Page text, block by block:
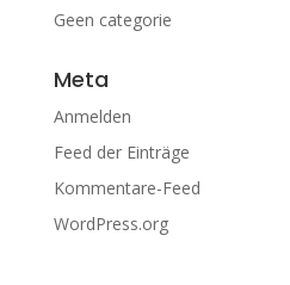
Geen categorie
Meta
Anmelden
Feed der Einträge
Kommentare-Feed
WordPress.org